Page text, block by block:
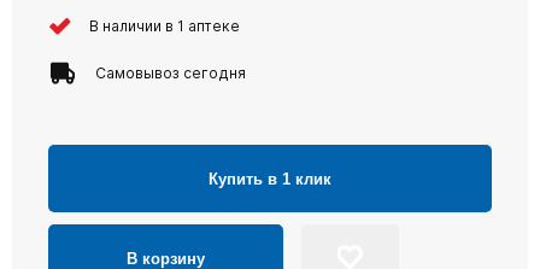
В наличии в 1 аптеке
Самовывоз сегодня
Купить в 1 клик
В корзину